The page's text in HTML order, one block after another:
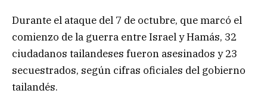
Durante el ataque del 7 de octubre, que marcó el
comienzo de la guerra entre Israel y Hamás, 32
ciudadanos tailandeses fueron asesinados y 23
secuestrados, según cifras oficiales del gobierno
tailandés.